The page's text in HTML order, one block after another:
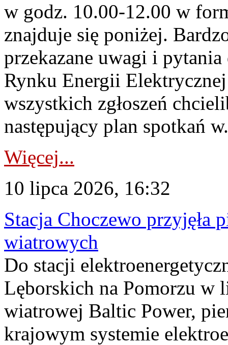
w godz. 10.00-12.00 w
znajduje się poniżej.
przekazane uwagi i
Rynku Energii
wszystkich zgłoszeń
następujący plan spotkań
Więcej...
10 lipca 2026, 16:32
Stacja Choczewo przyjęła
wiatrowych
Do stacji
Lęborskich na Pomorzu w
wiatrowej Baltic Power,
krajowym systemie